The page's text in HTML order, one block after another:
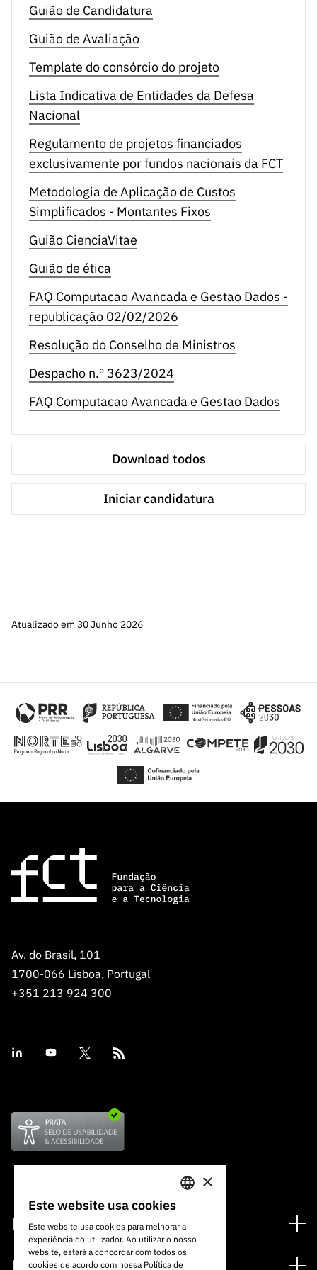
MP = 0,40A + 0,35B + 0,25C
taxa fixa de 25% de todos os custos diretos elegíveis
estimados. As despesas com a adaptação de edifícios e
das despesas elegíveis do projeto.
Guião de Candidatura
Guião de Avaliação
Template do consórcio do projeto
Lista Indicativa de Entidades da Defesa
Nacional
Regulamento de projetos financiados
exclusivamente por fundos nacionais da FCT
Metodologia de Aplicação de Custos
Simplificados - Montantes Fixos
Guião CienciaVitae
Guião de ética
FAQ Computacao Avancada e Gestao Dados -
republicação 02/02/2026
Resolução do Conselho de Ministros
Despacho n.º 3623/2024
FAQ Computacao Avancada e Gestao Dados
Download todos
Iniciar candidatura
Atualizado em 30 Junho 2026
Av. do Brasil, 101
1700-066 Lisboa, Portugal
+351 213 924 300
Financiamento
Programas de Financiamento
PORTUGUESE
ENGLISH
×
Este website usa cookies
Este website usa cookies para melhorar a
experiência do utilizador. Ao utilizar o nosso
website, estará a concordar com todos os
cookies de acordo com nossa Política de